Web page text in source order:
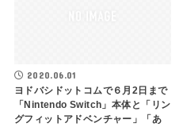
2020.06.01
ヨドバシドットコムで６月2日まで
「Nintendo Switch」本体と「リン
グフィットアドベンチャー」「あ